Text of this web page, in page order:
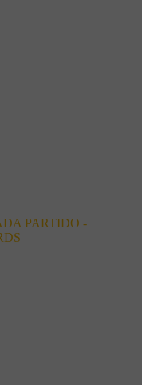
PARTIDO -